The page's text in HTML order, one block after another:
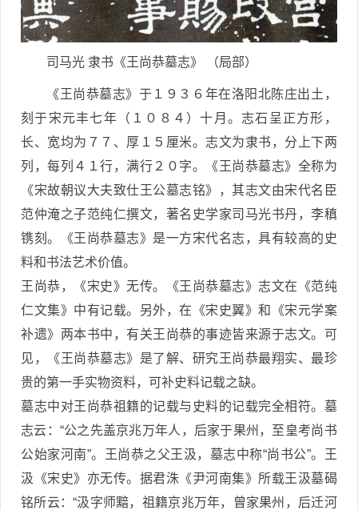
司马光 隶书《王尚恭墓志》 （局部）
《王尚恭墓志》于１９３６年在洛阳北陈庄出土，
刻于宋元丰七年（１０８４）十月。志石呈正方形，
长、宽均为７７、厚１５厘米。志文为隶书，分上下两
列，每列４１行，满行２０字。《王尚恭墓志》全称为
《宋故朝议大夫致仕王公墓志铭》，其志文由宋代名臣
范仲淹之子范纯仁撰文，著名史学家司马光书丹，李稹
镌刻。《王尚恭墓志》是一方宋代名志，具有较高的史
料和书法艺术价值。
王尚恭，《宋史》无传。《王尚恭墓志》志文在《范纯
仁文集》中有记载。另外，在《宋史翼》和《宋元学案
补遗》两本书中，有关王尚恭的事迹皆来源于志文。可
见，《王尚恭墓志》是了解、研究王尚恭最翔实、最珍
贵的第一手实物资料，可补史料记载之缺。
墓志中对王尚恭祖籍的记载与史料的记载完全相符。墓
志云：“公之先盖京兆万年人，后家于果州，至皇考尚书
公始家河南”。王尚恭之父王汲，墓志中称“尚书公”。王
汲《宋史》亦无传。据君洙《尹河南集》所载王汲墓碣
铭所云：“汲字师黯，祖籍京兆万年，曾家果州，后迁河